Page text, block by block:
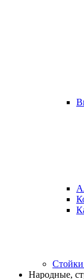
Народные,